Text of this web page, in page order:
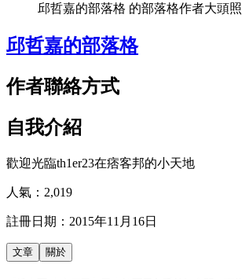
邱哲嘉的部落格 的部落格作者大頭照
邱哲嘉的部落格
作者聯絡方式
自我介紹
歡迎光臨th1er23在痞客邦的小天地
人氣： 2,019
註冊日期： 2015年11月16日
文章 關於